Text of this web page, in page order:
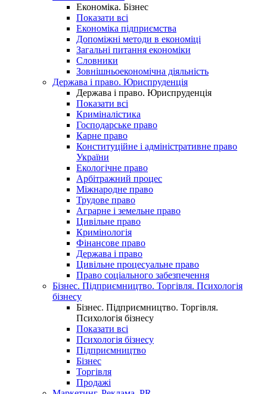
Економіка. Бізнес
Показати всі
Економіка підприємства
Допоміжні методи в економіці
Загальні питання економіки
Словники
Зовнішньоекономічна діяльність
Держава і право. Юриспруденція
Держава і право. Юриспруденція
Показати всі
Криміналістика
Господарське право
Карне право
Конституційне і адміністративне право
України
Екологічне право
Арбітражний процес
Міжнародне право
Трудове право
Аграрне і земельне право
Цивільне право
Кримінологія
Фінансове право
Держава і право
Цивільне процесуальне право
Право соціального забезпечення
Бізнес. Підприємництво. Торгівля. Психологія
бізнесу
Бізнес. Підприємництво. Торгівля.
Психологія бізнесу
Показати всі
Психологія бізнесу
Підприємництво
Бізнес
Торгівля
Продажі